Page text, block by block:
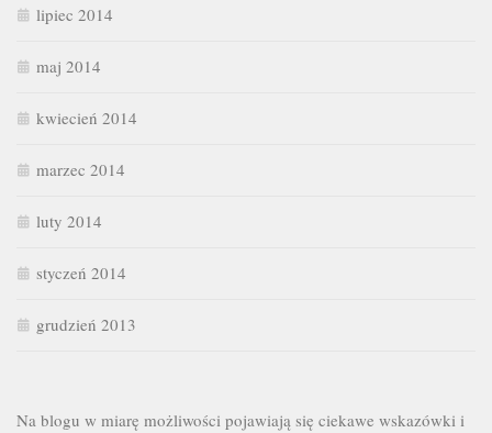
lipiec 2014
maj 2014
kwiecień 2014
marzec 2014
luty 2014
styczeń 2014
grudzień 2013
Na blogu w miarę możliwości pojawiają się ciekawe wskazówki i